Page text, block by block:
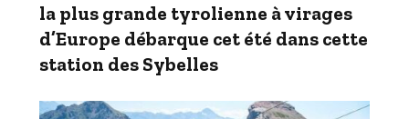
la plus grande tyrolienne à virages
d’Europe débarque cet été dans cette
station des Sybelles